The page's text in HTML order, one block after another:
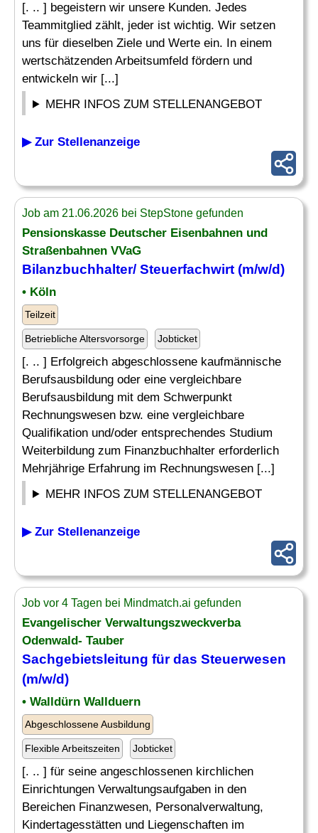
[. .. ] begeistern wir unsere Kunden. Jedes
Teammitglied zählt, jeder ist wichtig. Wir setzen
uns für dieselben Ziele und Werte ein. In einem
wertschätzenden Arbeitsumfeld fördern und
entwickeln wir [...]
MEHR INFOS ZUM STELLENANGEBOT
▶ Zur Stellenanzeige
Job am 21.06.2026 bei StepStone gefunden
Pensionskasse Deutscher Eisenbahnen und
Straßenbahnen VVaG
Bilanzbuchhalter/ Steuerfachwirt (m/w/d)
• Köln
Teilzeit
Betriebliche Altersvorsorge Jobticket
[. .. ] Erfolgreich abgeschlossene kaufmännische
Berufsausbildung oder eine vergleichbare
Berufsausbildung mit dem Schwerpunkt
Rechnungswesen bzw. eine vergleichbare
Qualifikation und/oder entsprechendes Studium
Weiterbildung zum Finanzbuchhalter erforderlich
Mehrjährige Erfahrung im Rechnungswesen [...]
MEHR INFOS ZUM STELLENANGEBOT
▶ Zur Stellenanzeige
Job vor 4 Tagen bei Mindmatch.ai gefunden
Evangelischer Verwaltungszweckverba
Odenwald- Tauber
Sachgebietsleitung für das Steuerwesen
(m/w/d)
• Walldürn Wallduern
Abgeschlossene Ausbildung
Flexible Arbeitszeiten Jobticket
[. .. ] für seine angeschlossenen kirchlichen
Einrichtungen Verwaltungsaufgaben in den
Bereichen Finanzwesen, Personalverwaltung,
Kindertagesstätten und Liegenschaften im